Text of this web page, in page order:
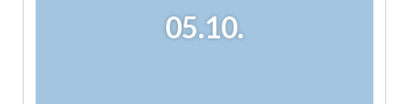
05.10.